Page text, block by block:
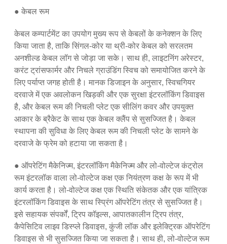
● केबल रूम
केबल कम्पार्टमेंट का उपयोग मुख्य रूप से केबलों के कनेक्शन के लिए
किया जाता है, ताकि सिंगल-कोर या थ्री-कोर केबल को सरलतम
अनशील्ड केबल लॉग से जोड़ा जा सके। साथ ही, लाइटनिंग अरेस्टर,
करंट ट्रांसफार्मर और निचले ग्राउंडिंग स्विच को समायोजित करने के
लिए पर्याप्त जगह होती है। मानक डिजाइन के अनुसार, स्विचगियर
दरवाजे में एक अवलोकन खिड़की और एक सुरक्षा इंटरलॉकिंग डिवाइस
है, और केबल रूम की निचली प्लेट एक सीलिंग कवर और उपयुक्त
आकार के ब्रैकेट के साथ एक केबल क्लैंप से सुसज्जित है। केबल
स्थापना की सुविधा के लिए केबल रूम की निचली प्लेट के सामने के
दरवाजे के फ्रेम को हटाया जा सकता है।
● ऑपरेटिंग मैकेनिज्म, इंटरलॉकिंग मैकेनिज्म और लो-वोल्टेज कंट्रोल
रूम इंटरलॉक वाला लो-वोल्टेज कक्ष एक नियंत्रण कक्ष के रूप में भी
कार्य करता है। लो-वोल्टेज कक्ष एक स्थिति संकेतक और एक यांत्रिक
इंटरलॉकिंग डिवाइस के साथ स्प्रिंग ऑपरेटिंग तंत्र से सुसज्जित है।
इसे सहायक संपर्कों, ट्रिप कॉइल्स, आपातकालीन ट्रिप तंत्र,
कैपेसिटिव लाइव डिस्प्ले डिवाइस, कुंजी लॉक और इलेक्ट्रिक ऑपरेटिंग
डिवाइस से भी सुसज्जित किया जा सकता है। साथ ही, लो-वोल्टेज रूम